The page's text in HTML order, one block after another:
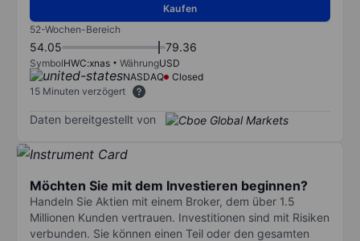
Kaufen
52-Wochen-Bereich
54.05 79.36
SymbolHWC:xnas WährungUSD
NASDAQ
Closed
15 Minuten verzögert
Daten bereitgestellt von
Möchten Sie mit dem Investieren beginnen?
Handeln Sie Aktien mit einem Broker, dem über 1.5
Millionen Kunden vertrauen. Investitionen sind mit Risiken
verbunden. Sie können einen Teil oder den gesamten